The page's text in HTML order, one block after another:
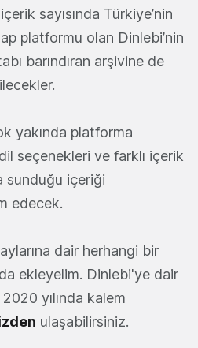
sayısında Türkiye’nin
platformu olan Dinlebi’nin
barındıran arşivine de
yakında platforma
seçenekleri ve farklı içerik
sunduğu içeriği
edecek.
dair herhangi bir
da ekleyelim. Dinlebi'ye dair
yılında kalem
ulaşabilirsiniz.